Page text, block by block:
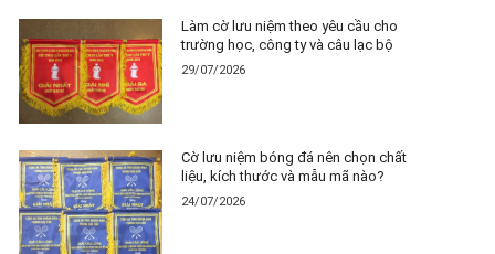
Làm cờ lưu niệm theo yêu cầu cho
trường học, công ty và câu lạc bộ
29/07/2026
Cờ lưu niệm bóng đá nên chọn chất
liệu, kích thước và mẫu mã nào?
24/07/2026